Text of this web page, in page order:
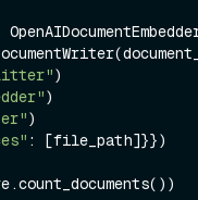
)
)
)
: [file_path]}})